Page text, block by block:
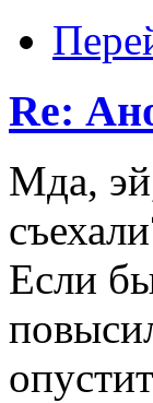
Re:
Мда,
Если